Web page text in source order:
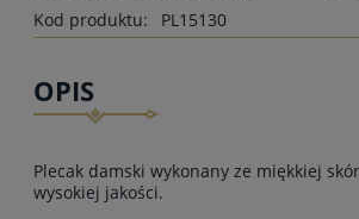
Kod produktu:
PL15130
OPIS
Plecak damski wykonany ze miękkiej
wysokiej jakości.